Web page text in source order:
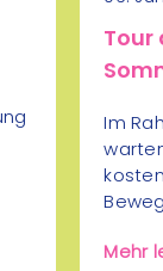
Tour
Im
Mehr